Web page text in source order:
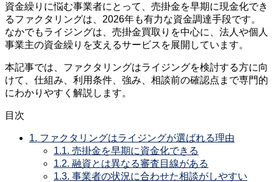
資金繰りに悩む事業者にとって、売掛金を早期に現金化でき
るファクタリングは、2026年も有力な資金調達手段です。
なかでもライジングは、売掛金買取りを中心に、法人や個人
事業主の資金繰りを支えるサービスを展開しています。
本記事では、ファクタリングはライジングを検討する方に向
けて、仕組み、利用条件、強み、相談前の確認点まで専門的
にわかりやすく解説します。
目次
1. ファクタリングはライジングが選ばれる理由
1.1. 売掛金を早期に資金化できる
1.2. 融資とは異なる審査目線がある
1.3. 事業者の状況に合わせた相談がしやすい